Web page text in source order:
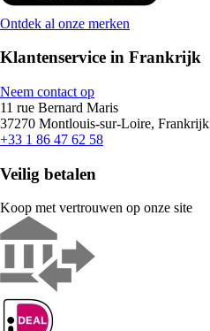
Ontdek al onze merken
Klantenservice in Frankrijk
Neem contact op
11 rue Bernard Maris
37270 Montlouis-sur-Loire, Frankrijk
+33 1 86 47 62 58
Veilig betalen
Koop met vertrouwen op onze site